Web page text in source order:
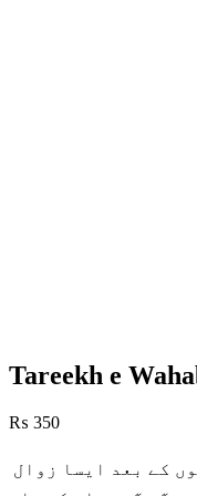
Tareekh e
₨ 350